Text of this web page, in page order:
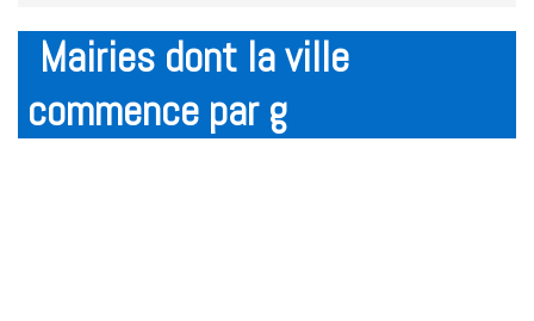
Mairies dont la ville
commence par g